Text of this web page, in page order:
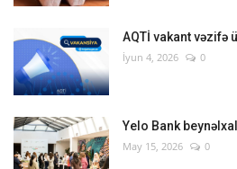
AQTİ vakant vəzifə
İyun 4, 2026 0
Yelo Bank
May 15, 2026 0